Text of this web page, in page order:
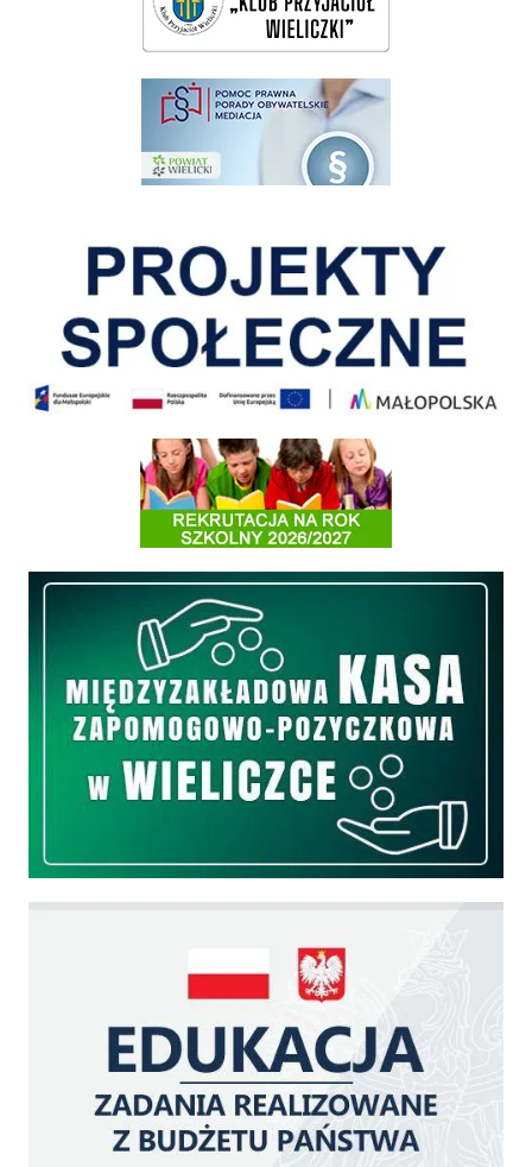
pomoc prawna wieliczka
Informacja o terminach rekrutacji na rok szkolny 2026/2027
Międzyzakładowa Kasa Zapomogowo - Pożyczkowa